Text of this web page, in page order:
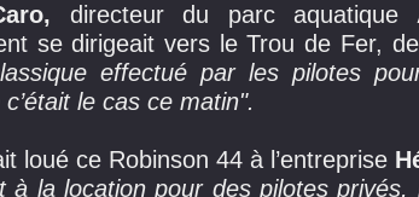
directeur du parc aquatique
se dirigeait vers le Trou de Fer,
effectué par les pilotes
le cas ce matin".
loué ce Robinson 44 à l’entreprise
à la location pour des pilotes